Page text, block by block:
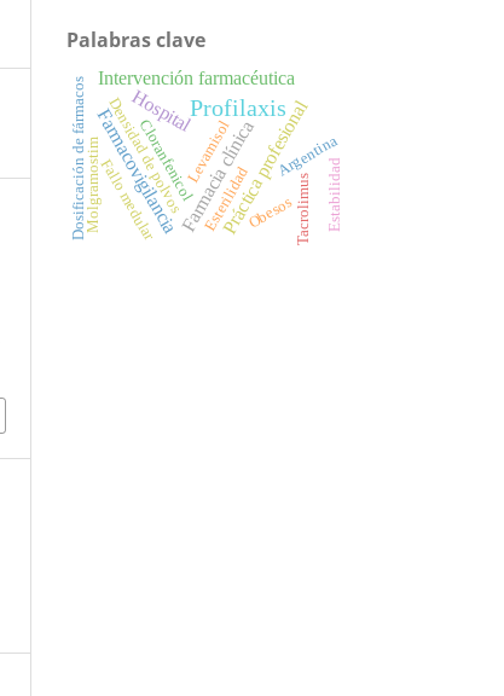
Palabras clave
Profilaxis
Hospital
Farmacia clínica
Intervención farmacéutica
Práctica profesional
Farmacovigilancia
Densidad de polvos
Cloranfenicol Argentina
Fallo medular
Molgramostim Levamisol
Dosificación de fármacos Tacrolimus
Obesos Estabilidad
Esterilidad